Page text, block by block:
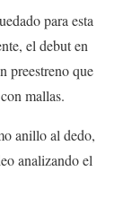
para esta
el debut en
preestreno que
mallas.
anillo al dedo,
analizando el